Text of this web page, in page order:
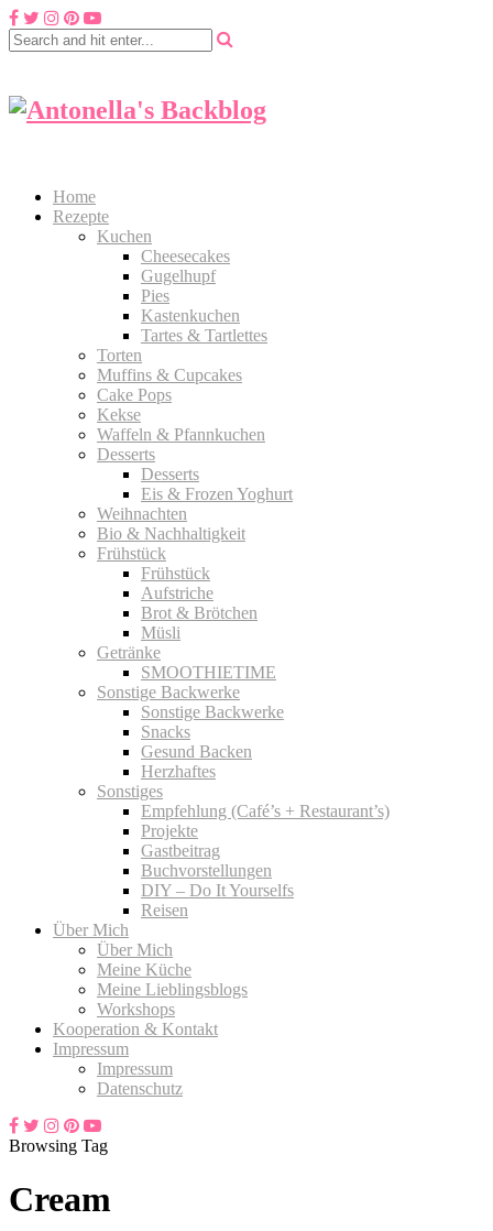
Home
Rezepte
Kuchen
Cheesecakes
Gugelhupf
Pies
Kastenkuchen
Tartes & Tartlettes
Torten
Muffins & Cupcakes
Cake Pops
Kekse
Waffeln & Pfannkuchen
Desserts
Desserts
Eis & Frozen Yoghurt
Weihnachten
Bio & Nachhaltigkeit
Frühstück
Frühstück
Aufstriche
Brot & Brötchen
Müsli
Getränke
SMOOTHIETIME
Sonstige Backwerke
Sonstige Backwerke
Snacks
Gesund Backen
Herzhaftes
Sonstiges
Empfehlung (Café’s + Restaurant’s)
Projekte
Gastbeitrag
Buchvorstellungen
DIY – Do It Yourselfs
Reisen
Über Mich
Über Mich
Meine Küche
Meine Lieblingsblogs
Workshops
Kooperation & Kontakt
Impressum
Impressum
Datenschutz
Browsing Tag
Cream